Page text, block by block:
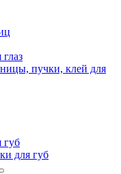
пучки, клей для
губ
для губ